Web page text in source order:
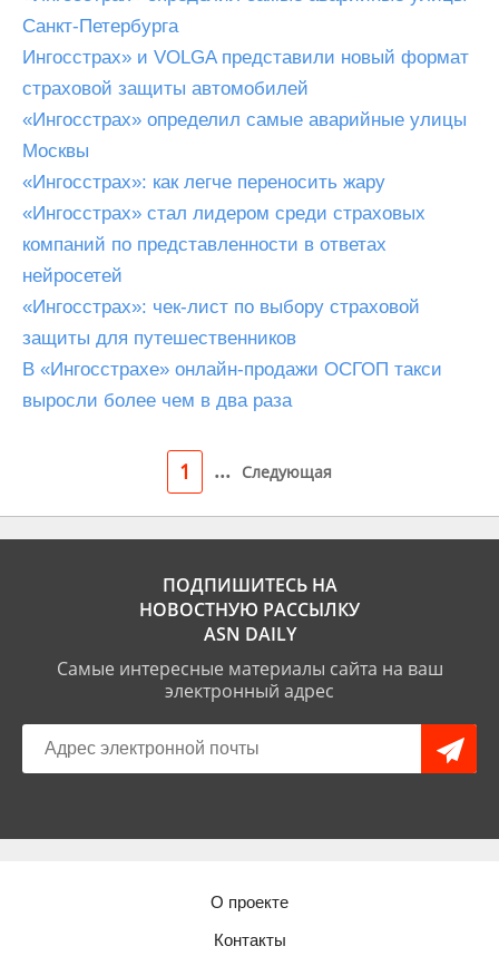
Санкт-Петербурга
Ингосстрах» и VOLGA представили новый формат
страховой защиты автомобилей
«Ингосстрах» определил самые аварийные улицы
Москвы
«Ингосстрах»: как легче переносить жару
«Ингосстрах» стал лидером среди страховых
компаний по представленности в ответах
нейросетей
«Ингосстрах»: чек-лист по выбору страховой
защиты для путешественников
В «Ингосстрахе» онлайн-продажи ОСГОП такси
выросли более чем в два раза
1 ... Следующая
ПОДПИШИТЕСЬ НА
НОВОСТНУЮ РАССЫЛКУ
ASN DAILY
Самые интересные материалы сайта на ваш
электронный адрес
О проекте
Контакты